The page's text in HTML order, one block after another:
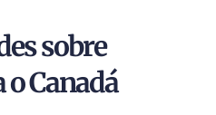
sobre
Canadá